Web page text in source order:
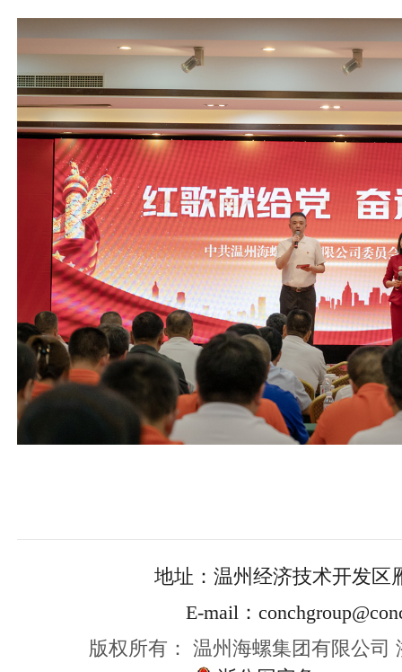
地址：温州经济技术开发区
E-mail：
版权所有： 温州海螺集团有限公司